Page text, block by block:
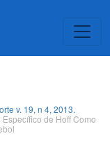
v. 19, n 4, 2013.
de Hoff Como